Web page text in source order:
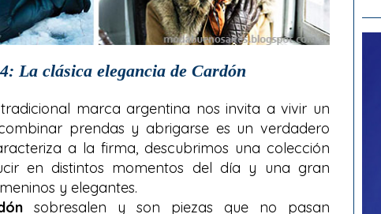
La clásica elegancia de Cardón
marca argentina nos invita a vivir un
prendas y abrigarse es un verdadero
a la firma, descubrimos una colección
en distintos momentos del día y una gran
y elegantes.
sobresalen y son piezas que no pasan